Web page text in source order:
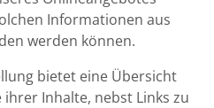
Informationen aus
werden können.
bietet eine Übersicht
Inhalte, nebst Links zu